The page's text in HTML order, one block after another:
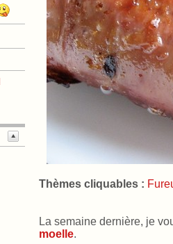
Thèmes cliquables :
La semaine dernière, je
moelle.